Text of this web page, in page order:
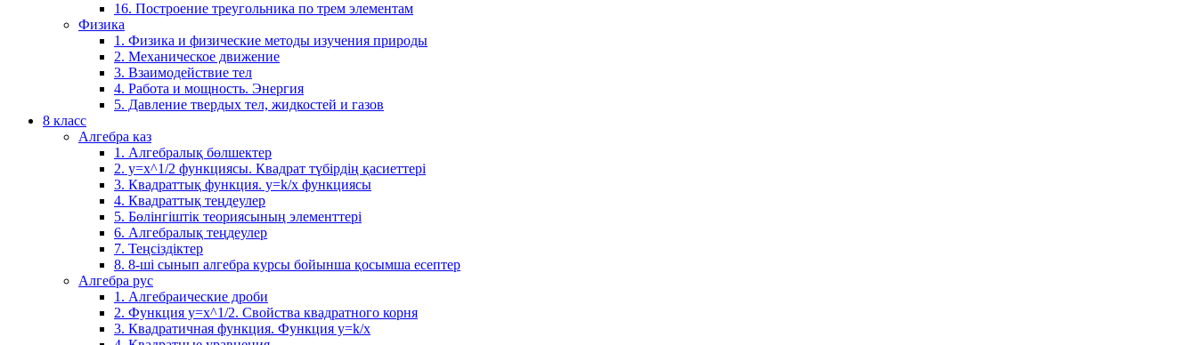
16. Построение треугольника по трем элементам
Физика
1. Физика и физические методы изучения природы
2. Механическое движение
3. Взаимодействие тел
4. Работа и мощность. Энергия
5. Давление твердых тел, жидкостей и газов
8 класс
Алгебра каз
1. Алгебралық бөлшектер
2. у=х^1/2 функциясы. Квадрат түбірдің қасиеттері
3. Квадраттық функция. у=k/x функциясы
4. Квадраттық теңдеулер
5. Бөлінгіштік теориясының элементтері
6. Алгебралық теңдеулер
7. Теңсіздіктер
8. 8-ші сынып алгебра курсы бойынша қосымша есептер
Алгебра рус
1. Алгебраические дроби
2. Функция y=x^1/2. Свойства квадратного корня
3. Квадратичная функция. Функция у=k/x